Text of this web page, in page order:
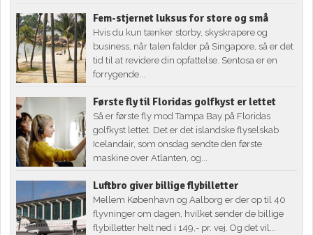
Fem-stjernet luksus for store og små
Hvis du kun tænker storby, skyskrapere og
business, når talen falder på Singapore, så er det
tid til at revidere din opfattelse. Sentosa er en
forrygende...
Første fly til Floridas golfkyst er lettet
Så er første fly mod Tampa Bay på Floridas
golfkyst lettet. Det er det islandske flyselskab
Icelandair, som onsdag sendte den første
maskine over Atlanten, og...
Luftbro giver billige flybilletter
Mellem København og Aalborg er der op til 40
flyvninger om dagen, hvilket sender de billige
flybilletter helt ned i 149,- pr. vej. Og det vil...